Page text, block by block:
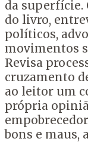
da superfície.
do livro,
políticos,
movimentos
Revisa
cruzamento
ao leitor um
própria
bons e maus,